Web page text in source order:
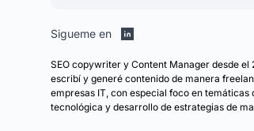
Sigueme en
SEO copywriter y Content Manager desde el
escribí y generé contenido de manera
empresas IT, con especial foco en temáticas
tecnológica y desarrollo de estrategias de